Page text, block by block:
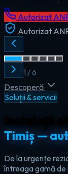
Autorizat
Autorizat
2 /6
Descoperă
Soluții & servicii
Timiș —
De la urgențe
întreaga gamă de